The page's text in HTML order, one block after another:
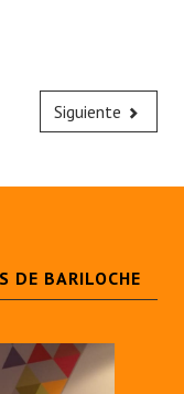
Siguiente
DE BARILOCHE